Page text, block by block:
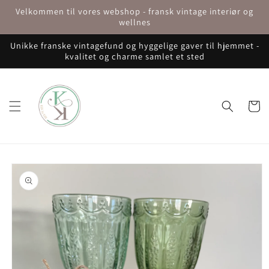
Gå til
Velkommen til vores webshop - fransk vintage interiør og
wellnes
Unikke franske vintagefund og hyggelige gaver til hjemmet -
kvalitet og charme samlet et sted